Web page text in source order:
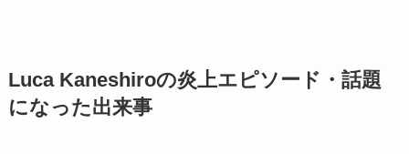
Luca Kaneshiroの炎上エピソード・話題
になった出来事